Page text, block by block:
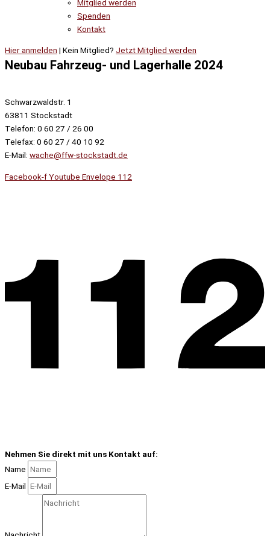
Mitglied werden
Spenden
Kontakt
Hier anmelden | Kein Mitglied? Jetzt Mitglied werden
Neubau Fahrzeug- und Lagerhalle 2024
Schwarzwaldstr. 1
63811 Stockstadt
Telefon: 0 60 27 / 26 00
Telefax: 0 60 27 / 40 10 92
E-Mail: wache@ffw-stockstadt.de
Facebook-fYoutube Envelope 112
Nehmen Sie direkt mit uns Kontakt auf:
Name
E-Mail